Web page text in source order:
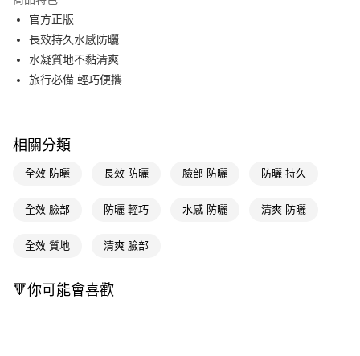
LINE Pay
Apple Pay
街口支付
【關於「AFTEE先享後付」】
AFTEE先享後付是「在收到商品之後才付款」的支付方式。 讓您購物簡單
１．簡單：不需註冊會員、不需綁卡、不需儲值。
即享券
運送方式
全家取貨付款
官方正版
長效持久水感防曬
水凝質地不黏清爽
旅行必備 輕巧便攜
相關分類
全效 防曬 長效 防曬 臉部 防曬 防曬 持久
全效 臉部 防曬 輕巧 水感 防曬 清爽 防曬
全效 質地 清爽 臉部
🔻你可能會喜歡